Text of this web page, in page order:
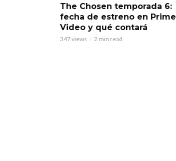
The Chosen temporada 6:
fecha de estreno en Prime
Video y qué contará
347 views 2 min read